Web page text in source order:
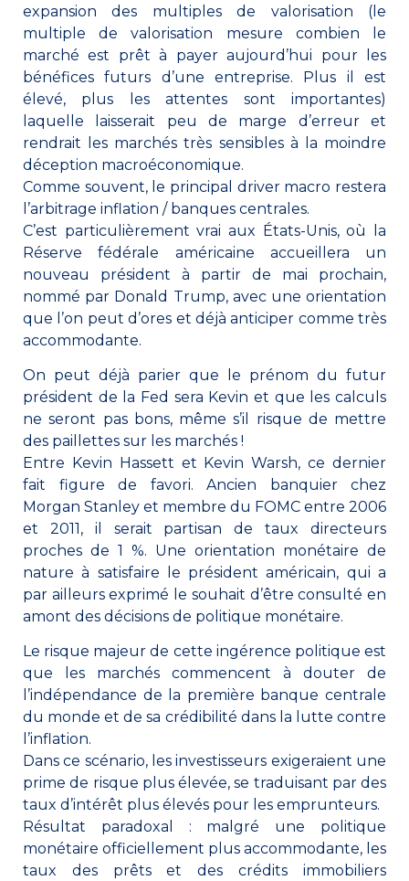
expansion des multiples de valorisation (le
multiple de valorisation mesure combien le
marché est prêt à payer aujourd’hui pour les
bénéfices futurs d’une entreprise. Plus il est
élevé, plus les attentes sont importantes)
laquelle laisserait peu de marge d’erreur et
rendrait les marchés très sensibles à la moindre
déception macroéconomique.
Comme souvent, le principal driver macro restera
l’arbitrage inflation / banques centrales.
C’est particulièrement vrai aux États-Unis, où la
Réserve fédérale américaine accueillera un
nouveau président à partir de mai prochain,
nommé par Donald Trump, avec une orientation
que l’on peut d’ores et déjà anticiper comme très
accommodante.
On peut déjà parier que le prénom du futur
président de la Fed sera Kevin et que les calculs
ne seront pas bons, même s’il risque de mettre
des paillettes sur les marchés !
Entre Kevin Hassett et Kevin Warsh, ce dernier
fait figure de favori. Ancien banquier chez
Morgan Stanley et membre du FOMC entre 2006
et 2011, il serait partisan de taux directeurs
proches de 1 %. Une orientation monétaire de
nature à satisfaire le président américain, qui a
par ailleurs exprimé le souhait d’être consulté en
amont des décisions de politique monétaire.
Le risque majeur de cette ingérence politique est
que les marchés commencent à douter de
l’indépendance de la première banque centrale
du monde et de sa crédibilité dans la lutte contre
l’inflation.
Dans ce scénario, les investisseurs exigeraient une
prime de risque plus élevée, se traduisant par des
taux d’intérêt plus élevés pour les emprunteurs.
Résultat paradoxal : malgré une politique
monétaire officiellement plus accommodante, les
taux des prêts et des crédits immobiliers